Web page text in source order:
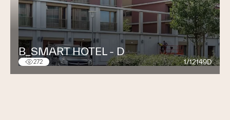
B_SMART HOTEL - D
272 1/12149D